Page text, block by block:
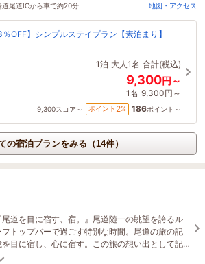
尾道ICから車で約20分 地図・アクセス
OFF】シンプルステイプラン【素泊まり】
1泊 大人1名 合計(税込)
9,300円～
1名 9,300円～
9,300スコア～ ポイント 2% 186ポイント～
の宿泊プランをみる（14件）
尾道を目に宿す、宿。』尾道随一の眺望を誇るル
フトップバーで過ごす特別な時間。尾道の旅の記
を目に宿し、心に宿す。この旅の想い出として記
に宿すひとときを。